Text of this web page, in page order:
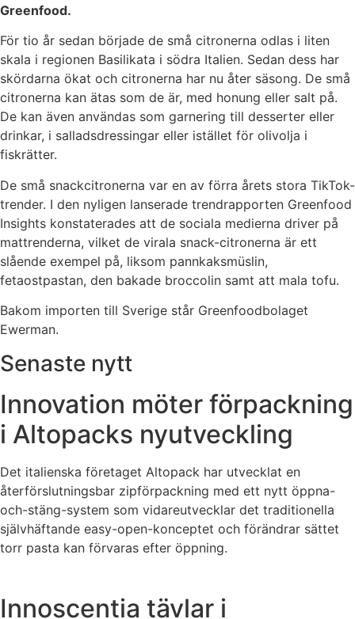
Greenfood.
För tio år sedan började de små citronerna odlas i liten
skala i regionen Basilikata i södra Italien. Sedan dess har
skördarna ökat och citronerna har nu åter säsong. De små
citronerna kan ätas som de är, med honung eller salt på.
De kan även användas som garnering till desserter eller
drinkar, i salladsdressingar eller istället för olivolja i
fiskrätter.
De små snackcitronerna var en av förra årets stora TikTok-
trender. I den nyligen lanserade trendrapporten Greenfood
Insights konstaterades att de sociala medierna driver på
mattrenderna, vilket de virala snack-citronerna är ett
slående exempel på, liksom pannkaksmüslin,
fetaostpastan, den bakade broccolin samt att mala tofu.
Bakom importen till Sverige står Greenfoodbolaget
Ewerman.
Senaste nytt
Innovation möter förpackning
i Altopacks nyutveckling
Det italienska företaget Altopack har utvecklat en
återförslutningsbar zipförpackning med ett nytt öppna-
och-stäng-system som vidareutvecklar det traditionella
självhäftande easy-open-konceptet och förändrar sättet
torr pasta kan förvaras efter öppning.
Innoscentia tävlar i